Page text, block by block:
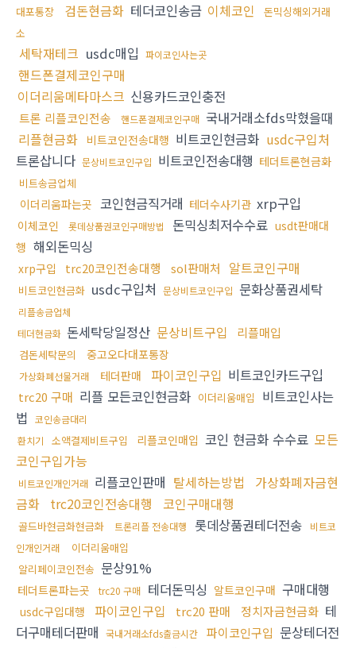
대포통장
검돈현금화 테더코인송금 이체코인
돈믹싱해외거래
소
세탁재테크 usdc매입 파이코인사는곳
핸드폰결제코인구매
이더리움메타마스크 신용카드코인충전
트론 리플코인전송 핸드폰결제코인구매 국내거래소fds막혔을때
리플현금화 비트코인전송대행 비트코인현금화 usdc구입처
트론삽니다 문상비트코인구입 비트코인전송대행 테더트론현금화
비트송금업체
이더리움파는곳 코인현금직거래 테더수사기관 xrp구입
이체코인 롯데상품권코인구매방법 돈믹싱최저수수료 usdt판매대
행 해외돈믹싱
xrp구입 trc20코인전송대행 sol판매처 알트코인구매
비트코인현금화 usdc구입처 문상비트코인구입 문화상품권세탁
리플송금업체
테더현금화 돈세탁당일정산 문상비트구입 리플매입
검돈세탁문의 중고오다대포통장
가상화폐선물거래 테더판매 파이코인구입 비트코인카드구입
trc20 구매 리플 모든코인현금화 이더리움매입
비트코인사는
법 코인송금대리
환치기
소액결제비트구입 리플코인매입 코인 현금화 수수료 모든
코인구입가능
비트코인개인거래 리플코인판매 탈세하는방법
가상화폐자금현
금화 trc20코인전송대행 코인구매대행
골드바현금화현금화 트론리플 전송대행 롯데상품권테더전송
비트코
인개인거래
이더리움매입
알리페이코인전송 문상91%
테더트론파는곳 trc20 구매 테더돈믹싱 알트코인구매 구매대행
usdc구입대행 파이코인구입 trc20 판매 정치자금현금화 테
더구매테더판매 국내거래소fds출금시간 파이코인구입 문상테더전